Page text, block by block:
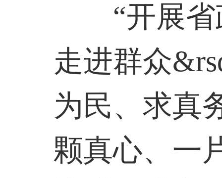
“开展省
走进群众
为民、求真
颗真心、一